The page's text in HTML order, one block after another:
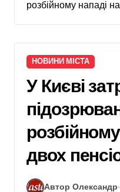
розбійному нападі
НОВИНИ МІСТА
У Києві
двох
Автор Олександр